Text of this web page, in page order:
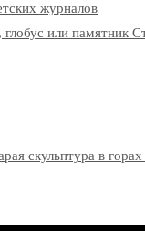
журналов
или памятник
скульптура в